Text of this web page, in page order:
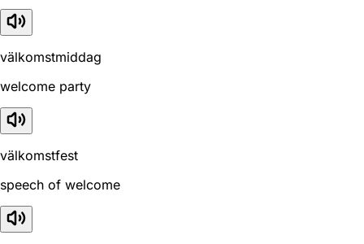
välkomstmiddag
welcome party
välkomstfest
speech of welcome